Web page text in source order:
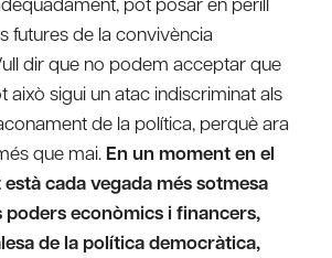
futures de la convivència
dir que no podem acceptar que
això sigui un atac indiscriminat als
de la política, perquè ara
que mai. En un moment en el
cada vegada més sotmesa
poders econòmics i financers,
de la política democràtica,